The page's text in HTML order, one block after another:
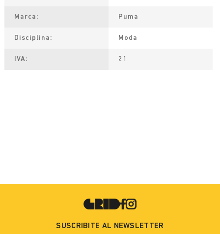
Marca Puma
Disciplina Moda
IVA 21
SUSCRIBITE AL NEWSLETTER